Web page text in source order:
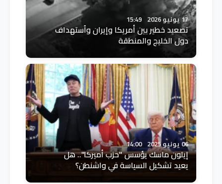
17 يونيو 2026 15:49
تصعيد خطير بين أمريكا وإيران واُستهداف
دول الخليج والمنطقة
06 يونيو 2025 14:00
إيلون ماسك يؤسس "حزب أميركا".. هل
يعيد تشكيل السياسة في واشنطن؟